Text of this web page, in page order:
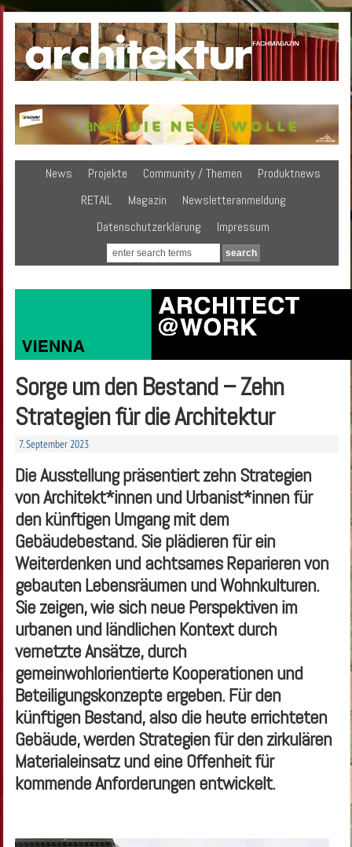
News Projekte Community / Themen
Produktnews
RETAIL
Magazin
Newsletteranmeldung
Datenschutzerklärung
Impressum
Sorge um den Bestand – Zehn
Strategien für die Architektur
7. September 2023
Die Ausstellung präsentiertzehn Strategien
von Architekt*innen und Urbanist*innen für
den künftigen Umgang mit dem
Gebäudebestand. Sie plädieren für ein
Weiterdenken und achtsames Reparieren von
gebauten Lebensräumen und Wohnkulturen.
Sie zeigen, wie sich neue Perspektiven im
urbanen und ländlichen Kontext durch
vernetzte Ansätze, durch
gemeinwohlorientierte Kooperationen und
Beteiligungskonzepte ergeben. Für den
künftigen Bestand, also die heute errichteten
Gebäude, werden Strategien für den zirkulären
Materialeinsatz und eine Offenheit für
kommende Anforderungen entwickelt.